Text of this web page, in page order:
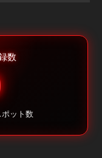
数
ット数